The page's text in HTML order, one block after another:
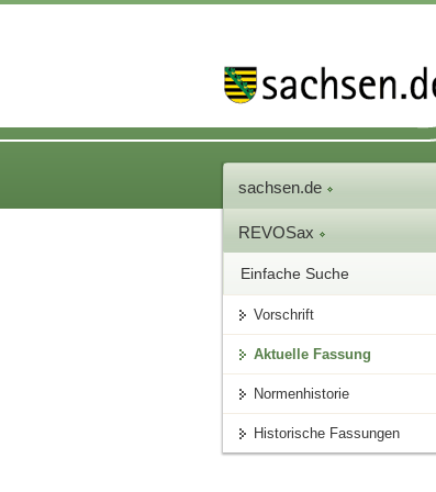
sachsen.de
REVOSax
Einfache Suche
Vorschrift
Aktuelle Fassung
Normenhistorie
Historische Fassungen